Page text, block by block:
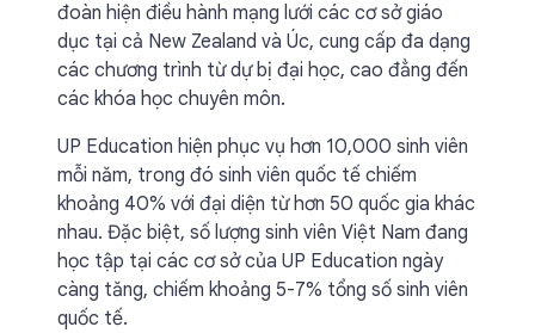
đoàn hiện điều hành mạng lưới các cơ sở giáo
dục tại cả New Zealand và Úc, cung cấp đa dạng
các chương trình từ dự bị đại học, cao đẳng đến
các khóa học chuyên môn.
UP Education hiện phục vụ hơn 10,000 sinh viên
mỗi năm, trong đó sinh viên quốc tế chiếm
khoảng 40% với đại diện từ hơn 50 quốc gia khác
nhau. Đặc biệt, số lượng sinh viên Việt Nam đang
học tập tại các cơ sở của UP Education ngày
càng tăng, chiếm khoảng 5-7% tổng số sinh viên
quốc tế.